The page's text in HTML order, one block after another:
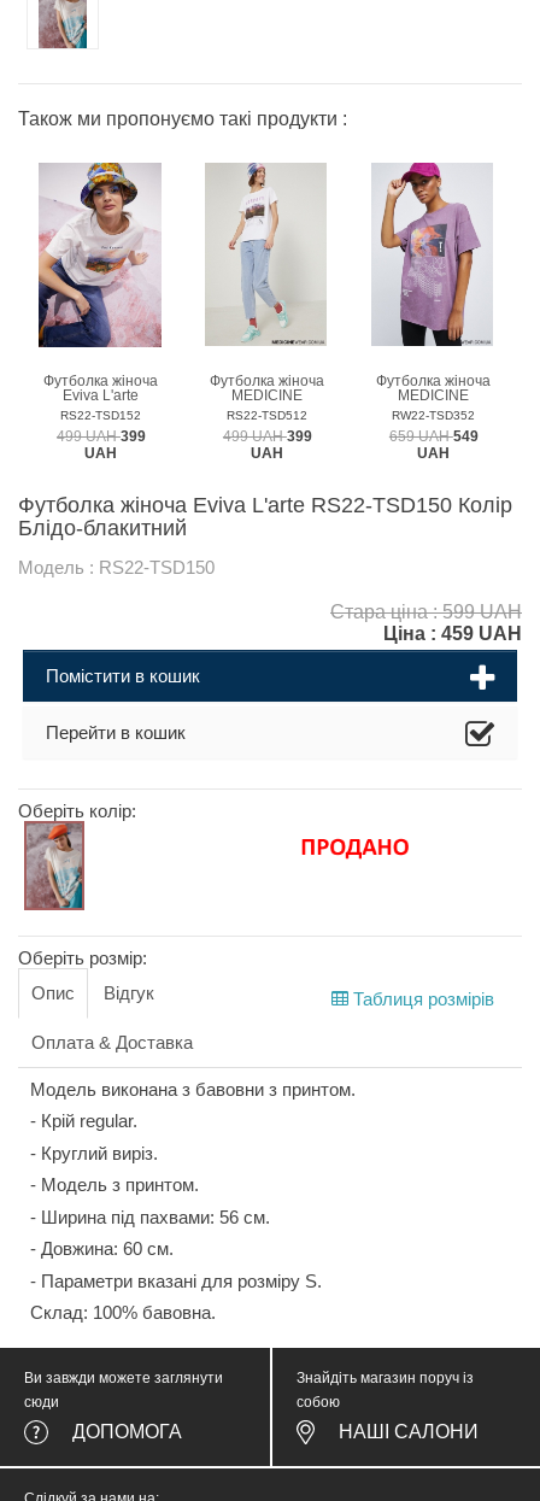
Також ми пропонуємо такі продукти :
Футболка жіноча
Eviva L'arte
RS22-TSD152
499 UAH399
UAH
Футболка жіноча
MEDICINE
RS22-TSD512
499 UAH399
UAH
Футболка жіноча
MEDICINE
RW22-TSD352
659 UAH549
UAH
Футболка жіноча Eviva L'arte RS22-TSD150 Колір
Блідо-блакитний
Модель : RS22-TSD150
Стара ціна : 599 UAH
Ціна : 459 UAH
Помістити в кошик
Перейти в кошик
Оберіть колір:
Оберіть розмір:
Таблиця розмірів
Опис Відгук
Оплата & Доставка
Модель виконана з бавовни з принтом.
- Крій regular.
- Круглий виріз.
- Модель з принтом.
- Ширина під пахвами: 56 см.
- Довжина: 60 см.
- Параметри вказані для розміру S.
Склад: 100% бавовна.
Ви завжди можете заглянути
сюди
ДОПОМОГА
Знайдіть магазин поруч із
собою
НАШІ САЛОНИ